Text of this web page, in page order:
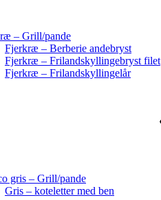
– Grill/pande
Fjerkræ – Berberie andebryst
Fjerkræ – Frilandskyllingebryst filet
Fjerkræ – Frilandskyllingelår
gris – Grill/pande
Gris – koteletter med ben